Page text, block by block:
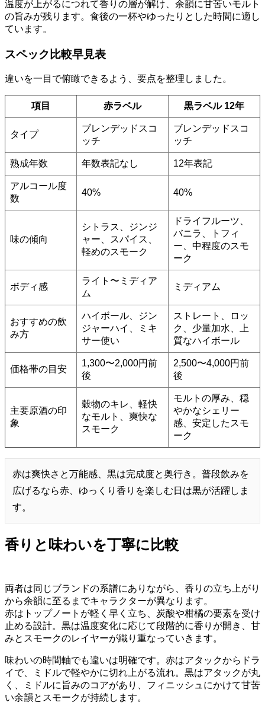
温度が上がるにつれて香りの層が解け、余韻に甘苦いモルト
の旨みが残ります。食後の一杯やゆったりとした時間に適し
ています。
スペック比較早見表
違いを一目で俯瞰できるよう、要点を整理しました。
項目 赤ラベル 黒ラベル 12年
タイプ
ブレンデッドスコ
ッチ
ブレンデッドスコ
ッチ
熟成年数 年数表記なし 12年表記
アルコール度
数
40% 40%
味の傾向
シトラス、ジンジ
ャー、スパイス、
軽めのスモーク
ドライフルーツ、
バニラ、トフィ
ー、中程度のスモ
ーク
ボディ感
ライト〜ミディア
ム
ミディアム
おすすめの飲
み方
ハイボール、ジン
ジャーハイ、ミキ
サー使い
ストレート、ロッ
ク、少量加水、上
質なハイボール
価格帯の目安
1,300〜2,000円前
後
2,500〜4,000円前
後
主要原酒の印
象
穀物のキレ、軽快
なモルト、爽快な
スモーク
モルトの厚み、穏
やかなシェリー
感、安定したスモ
ーク
赤は爽快さと万能感、黒は完成度と奥行き。普段飲みを
広げるなら赤、ゆっくり香りを楽しむ日は黒が活躍しま
す。
香りと味わいを丁寧に比較
両者は同じブランドの系譜にありながら、香りの立ち上がり
から余韻に至るまでキャラクターが異なります。
赤はトップノートが軽く早く立ち、炭酸や柑橘の要素を受け
止める設計。黒は温度変化に応じて段階的に香りが開き、甘
みとスモークのレイヤーが織り重なっていきます。
味わいの時間軸でも違いは明確です。赤はアタックからドラ
イで、ミドルで軽やかに切れ上がる流れ。黒はアタックが丸
く、ミドルに旨みのコアがあり、フィニッシュにかけて甘苦
い余韻とスモークが持続します。